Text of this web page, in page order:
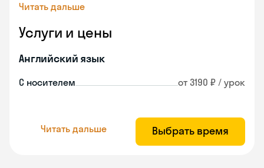
Читать дальше
Услуги и цены
Английский язык
С носителем от 3190 ₽ / урок
Читать дальше Выбрать время